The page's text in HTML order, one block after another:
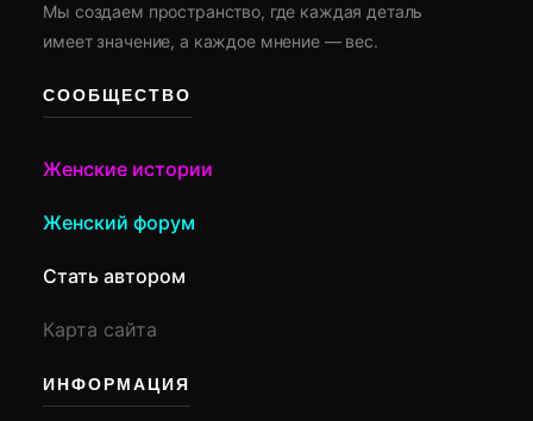
Мы создаем пространство, где каждая деталь
имеет значение, а каждое мнение — вес.
СООБЩЕСТВО
Женские истории
Женский форум
Стать автором
Карта сайта
ИНФОРМАЦИЯ